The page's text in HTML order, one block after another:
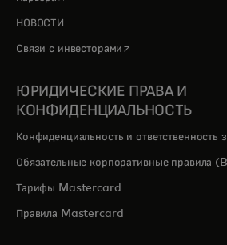
НОВОСТИ
Связи с инвесторами opens in a new tab
ЮРИДИЧЕСКИЕ ПРАВА И
КОНФИДЕНЦИАЛЬНОСТЬ
Конфиденциальность и ответственность
Обязательные корпоративные правила
Тарифы Mastercard
Правила Mastercard